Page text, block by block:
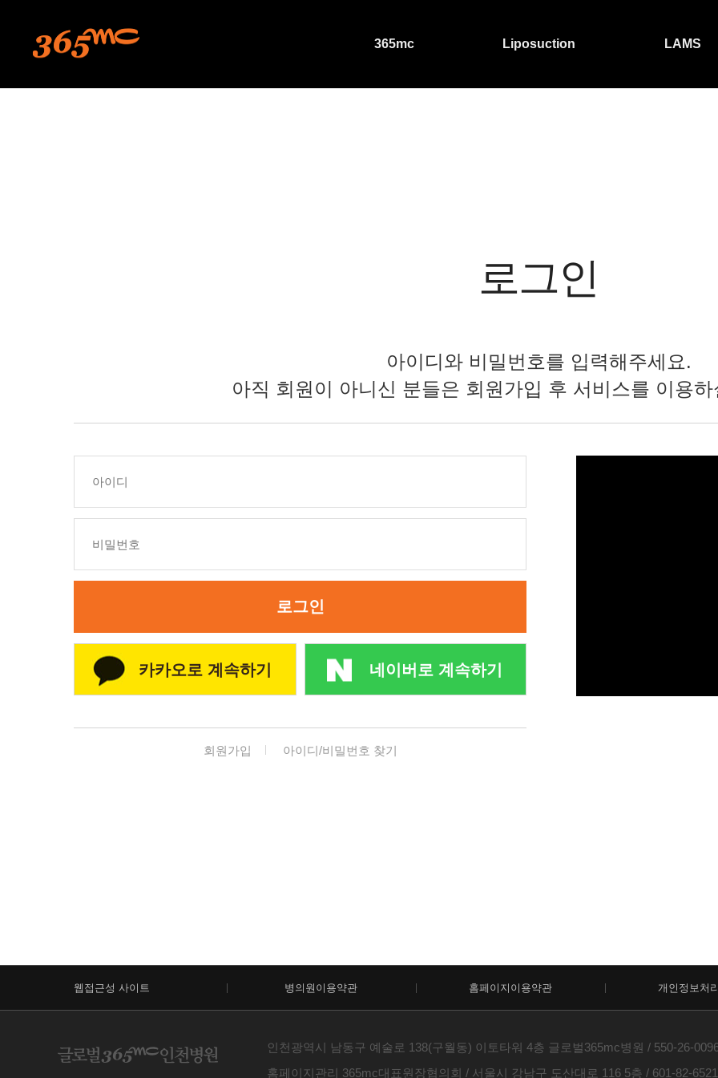
365mc Liposuction LAMS
로그인
아이디와 비밀번호를 입력해주세요.
아직 회원이 아니신 분들은 회원가입 후 서비스를 이용
로그인
카카오로 계속하기 네이버로 계속하기
회원가입 아이디/비밀번호 찾기
웹접근성 사이트 병의원이용약관 홈페이지이용약관 개인정보처
인천광역시 남동구 예술로 138(구월동) 이토타워 4층 글로벌365mc병원 / 550-26-
홈페이지관리 365mc대표원장협의회 / 서울시 강남구 도산대로 116 5층 / 601-82-